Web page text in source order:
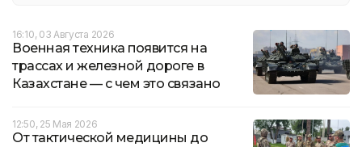
16:10, 03 Августа 2026
Военная техника появится на
трассах и железной дороге в
Казахстане — с чем это связано
12:50, 25 Мая 2026
От тактической медицины до